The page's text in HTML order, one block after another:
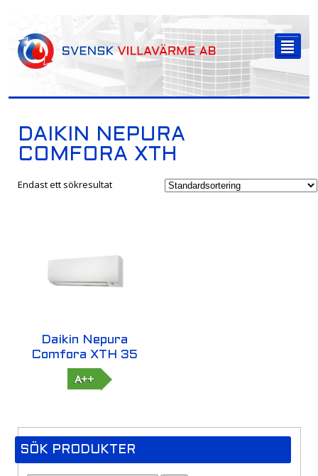
²
DAIKIN NEPURA
COMFORA XTH
Endast ett sökresultat
Daikin Nepura
Comfora XTH 35
A++
SÖK PRODUKTER